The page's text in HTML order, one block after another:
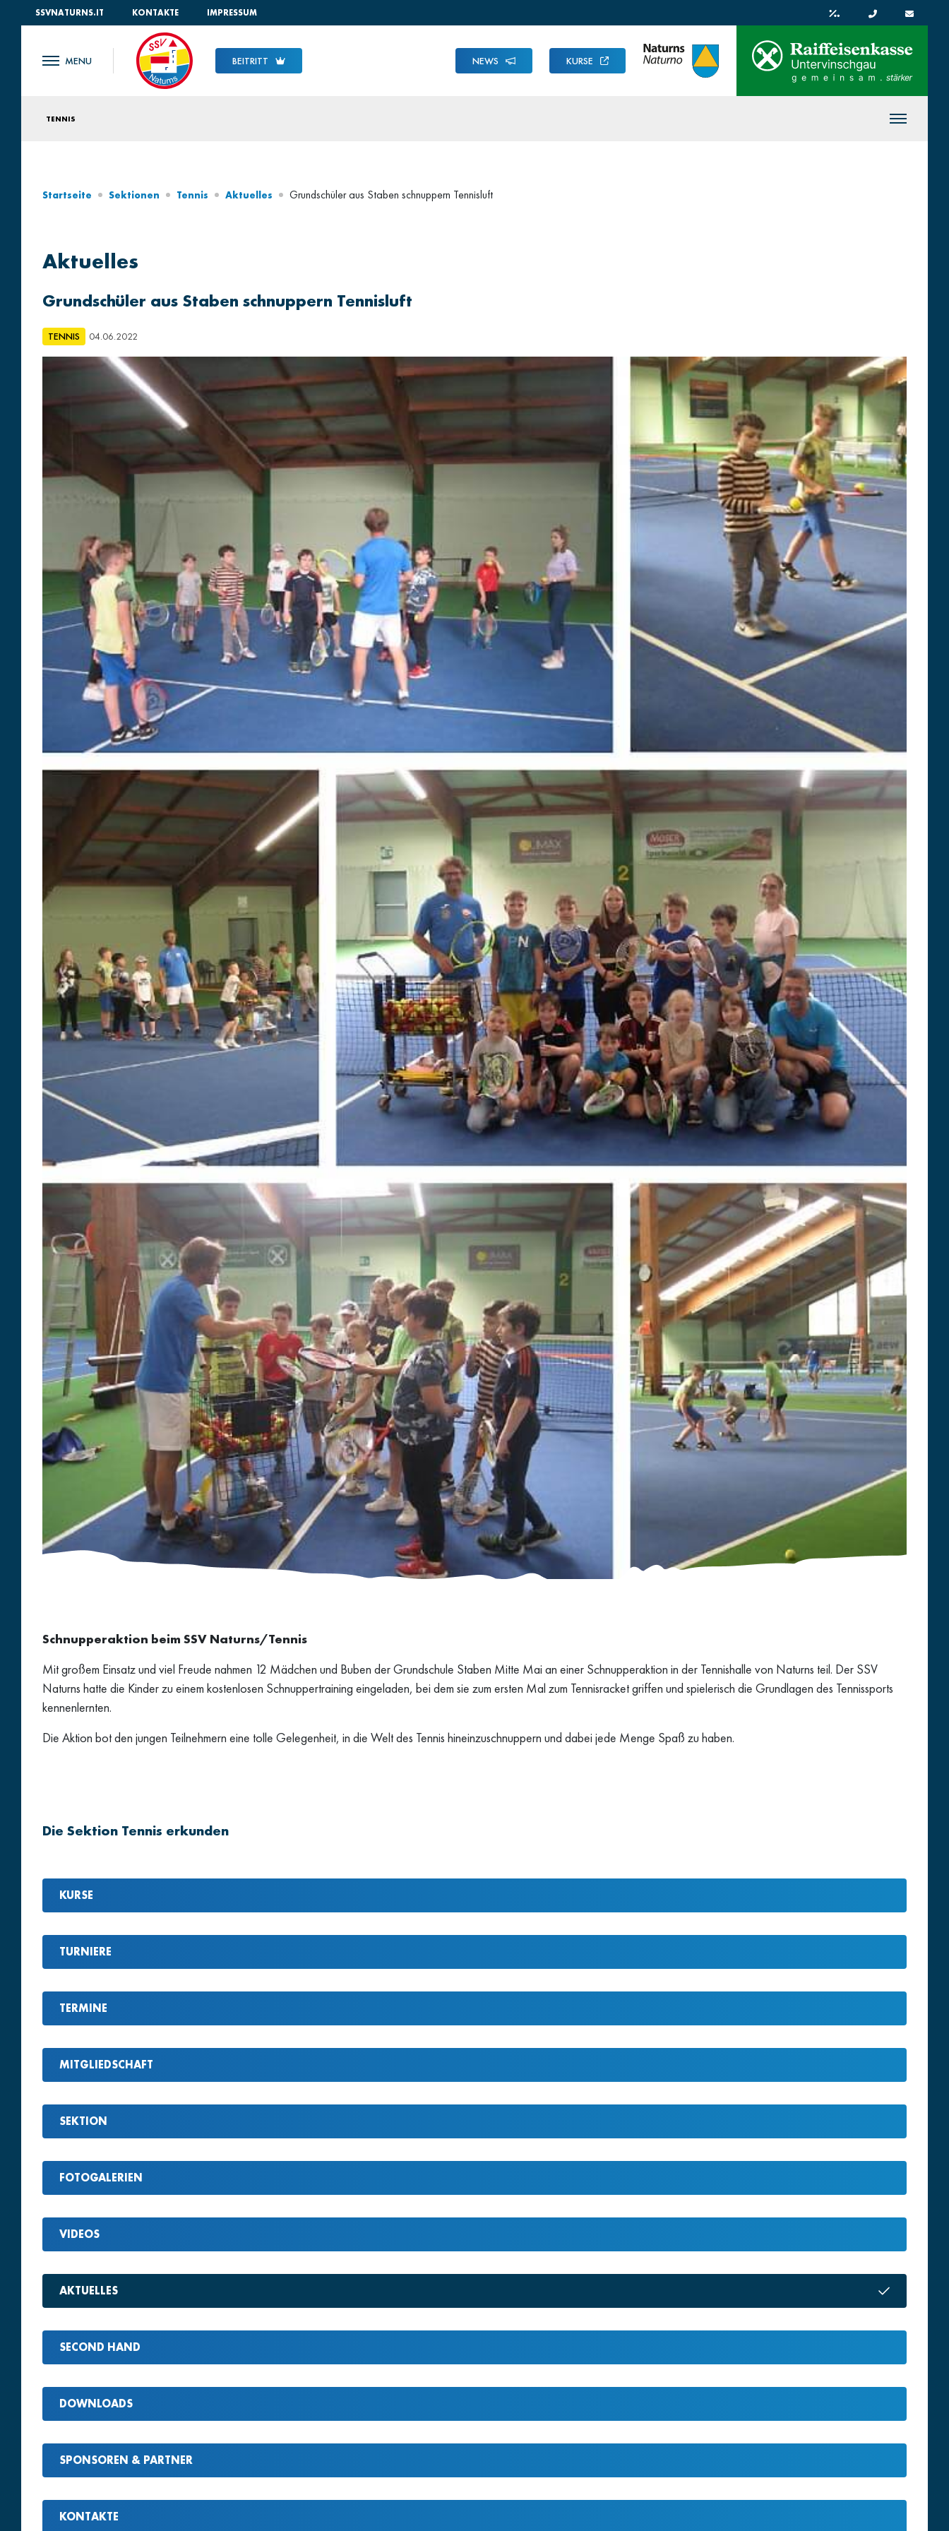
SSVNATURNS.IT KONTAKTE IMPRESSUM
BEITRITT NEWS KURSE
TENNIS
Startseite Sektionen Tennis Aktuelles Grundschüler aus Staben schnuppern Tennisluft
Aktuelles
Grundschüler aus Staben schnuppern Tennisluft
TENNIS 04.06.2022
Schnupperaktion beim SSV Naturns/Tennis
Mit großem Einsatz und viel Freude nahmen 12 Mädchen und Buben der Grundschule Staben Mitte Mai an einer Schnupperaktion in der Tennishalle von Naturns teil. Der SSV
Naturns hatte die Kinder zu einem kostenlosen Schnuppertraining eingeladen, bei dem sie zum ersten Mal zum Tennisracket griffen und spielerisch die Grundlagen des Tennissports
kennenlernten.
Die Aktion bot den jungen Teilnehmern eine tolle Gelegenheit, in die Welt des Tennis hineinzuschnuppern und dabei jede Menge Spaß zu haben.
Die Sektion Tennis erkunden
KURSE
TURNIERE
TERMINE
MITGLIEDSCHAFT
SEKTION
FOTOGALERIEN
VIDEOS
AKTUELLES
SECOND HAND
DOWNLOADS
SPONSOREN & PARTNER
KONTAKTE